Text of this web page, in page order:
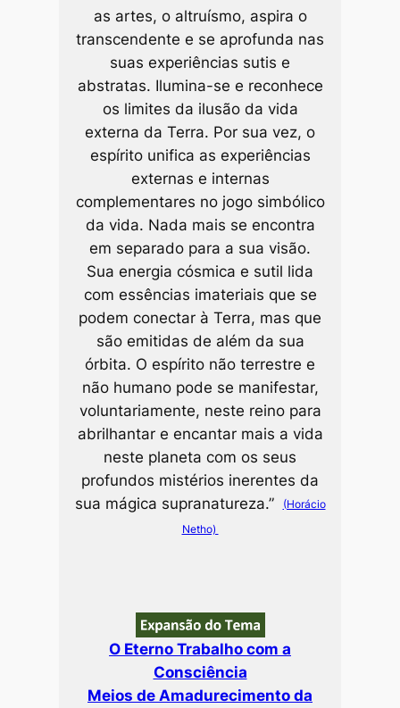
as artes, o altruísmo, aspira o
transcendente e se aprofunda nas
suas experiências sutis e
abstratas. Ilumina-se e reconhece
os limites da ilusão da vida
externa da Terra. Por sua vez, o
espírito unifica as experiências
externas e internas
complementares no jogo simbólico
da vida. Nada mais se encontra
em separado para a sua visão.
Sua energia cósmica e sutil lida
com essências imateriais que se
podem conectar à Terra, mas que
são emitidas de além da sua
órbita. O espírito não terrestre e
não humano pode se manifestar,
voluntariamente, neste reino para
abrilhantar e encantar mais a vida
neste planeta com os seus
profundos mistérios inerentes da
sua mágica supranatureza.”
(Horácio
Netho)
O Eterno Trabalho com a
Consciência
Meios de Amadurecimento da